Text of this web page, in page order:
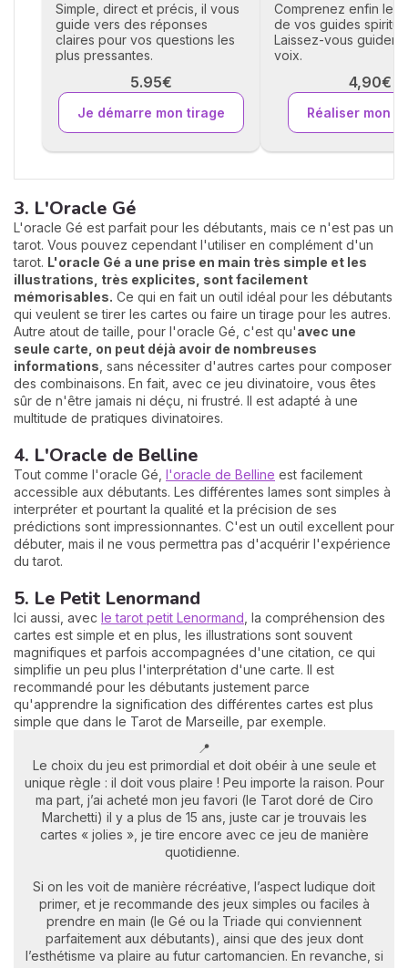
Simple, direct et précis, il vous
guide vers des réponses
claires pour vos questions les
plus pressantes.
5.95€
Je démarre mon tirage
Comprenez enfin le
de vos guides
Laissez-vous guider
voix.
4,90€
Réaliser mon
3. L'Oracle Gé
L'oracle Gé est parfait pour les débutants, mais ce n'est pas un
tarot. Vous pouvez cependant l'utiliser en complément d'un
tarot. L'oracle Gé a une prise en main très simple et les
illustrations, très explicites, sont facilement
mémorisables. Ce qui en fait un outil idéal pour les débutants
qui veulent se tirer les cartes ou faire un tirage pour les autres.
Autre atout de taille, pour l'oracle Gé, c'est qu'avec une
seule carte, on peut déjà avoir de nombreuses
informations , sans nécessiter d'autres cartes pour composer
des combinaisons. En fait, avec ce jeu divinatoire, vous êtes
sûr de n'être jamais ni déçu, ni frustré. Il est adapté à une
multitude de pratiques divinatoires.
4. L'Oracle de Belline
Tout comme l'oracle Gé, l'oracle de Belline est facilement
accessible aux débutants. Les différentes lames sont simples à
interpréter et pourtant la qualité et la précision de ses
prédictions sont impressionnantes. C'est un outil excellent pour
débuter, mais il ne vous permettra pas d'acquérir l'expérience
du tarot.
5. Le Petit Lenormand
Ici aussi, avec le tarot petit Lenormand , la compréhension des
cartes est simple et en plus, les illustrations sont souvent
magnifiques et parfois accompagnées d'une citation, ce qui
simplifie un peu plus l'interprétation d'une carte. Il est
recommandé pour les débutants justement parce
qu'apprendre la signification des différentes cartes est plus
simple que dans le Tarot de Marseille, par exemple.
📍
Le choix du jeu est primordial et doit obéir à une seule et
unique règle : il doit vous plaire ! Peu importe la raison. Pour
ma part, j’ai acheté mon jeu favori (le Tarot doré de Ciro
Marchetti) il y a plus de 15 ans, juste car je trouvais les
cartes « jolies », je tire encore avec ce jeu de manière
quotidienne.
Si on les voit de manière récréative, l’aspect ludique doit
primer, et je recommande des jeux simples ou faciles à
prendre en main (le Gé ou la Triade qui conviennent
parfaitement aux débutants), ainsi que des jeux dont
l’esthétisme va plaire au futur cartomancien. En revanche, si